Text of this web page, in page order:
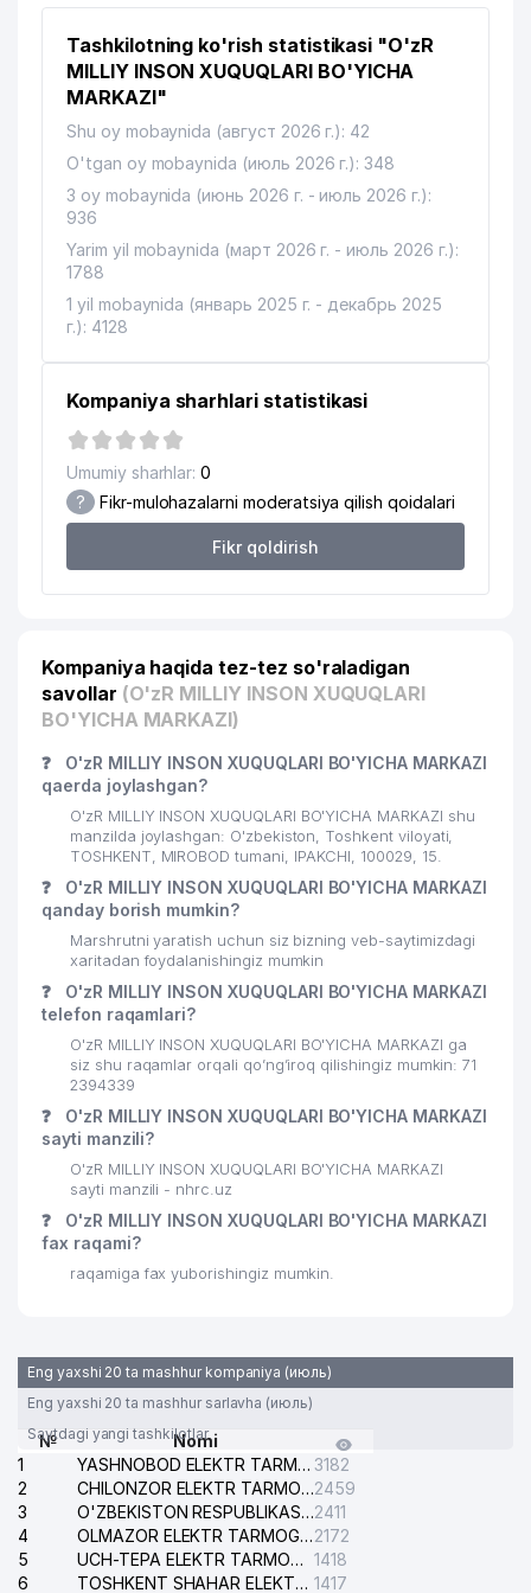
11
TASHKILOTINING O'ZBEKISTONDAGI
VAKOLATXONA
305 м
12
AKSIYADORLIK JAMIYATI
13
AGENTLIGI - O'zA
316 м
14 BADIY KO'RGAZMALAR DIREKSIYASI 357 м
15 O'Z-BOGERO XUSUSIY KORXONASI 364 м
MUZEYI
17 GLOBAL PASSERVIS QK MChJ
19
XALQARO VALYUTA FONDI (MVF)
VAKOLATXONA
462 м
20 MIRZO BOBUR MChJ 470 м
TAHRIRIYATI
22 TIAN TECHNOLOGY MChJ
23 DORI-DARMON DORIXONA № 1 AK 492 м
24
EXCLUSIVE EDUCATION NODAVLAT
TA'LIM MUASSASASI
504 м
LINEAR PANEL MChJ
26 HONEYWELL VAKOLATXONA
27
O'ZBEKISTON RESPUBLIKASI
VAZIRLAR MAHKAMASI HUZURIDAGI
DIN ISHLARI BO'YICHA QO'MITA
641 м
28
O'ZBEKISTON RESPUBLIKASI ADLIYA
VAZIRLIGI
658 м
29
O'ZBEKISTON RESPUBLIKASI ICHKI
ISHLAR VAZIRLIGI
30
O'ZBEKISTON RESPUBLIKASI
AXBOROT TEXNOLOGIYALARI VA
ALOQALARINI RIVOJLANTIRISH
VAZIRLIGI
679 м
33 DISTRITECH CENTRAL ASIA MChJ
O'ZBEKISTON TASHQI ISHLAR
VAZIRLIGI
SADA MChJ
KOREYA RESPUBLIKASI
ELChINONASI
Tashkilotning ko'rish statistikasi "O'zR
MILLIY INSON XUQUQLARI BO'YICHA
MARKAZI"
Shu oy mobaynida (август 2026 г.): 42
O'tgan oy mobaynida (июль 2026 г.): 348
3 oy mobaynida (июнь 2026 г. - июль 2026 г.):
936
Yarim yil mobaynida (март 2026 г. - июль 2026 г.):
1788
1 yil mobaynida (январь 2025 г. - декабрь 2025
г.): 4128
Kompaniya sharhlari statistikasi
Umumiy sharhlar: 0
? Fikr-mulohazalarni moderatsiya qilish qoidalari
Fikr qoldirish
Kompaniya haqida tez-tez so'raladigan
savollar (O'zR MILLIY INSON XUQUQLARI
BO'YICHA MARKAZI)
❓
O'zR MILLIY INSON XUQUQLARI BO'YICHA MARKAZI
qaerda joylashgan?
O'zR MILLIY INSON XUQUQLARI BO'YICHA MARKAZI shu
manzilda joylashgan: O'zbekiston, Toshkent viloyati,
TOSHKENT, MIROBOD tumani, IPAKCHI, 100029, 15.
❓
O'zR MILLIY INSON XUQUQLARI BO'YICHA MARKAZI
qanday borish mumkin?
Marshrutni yaratish uchun siz bizning veb-saytimizdagi
xaritadan foydalanishingiz mumkin
❓
O'zR MILLIY INSON XUQUQLARI BO'YICHA MARKAZI
telefon raqamlari?
O'zR MILLIY INSON XUQUQLARI BO'YICHA MARKAZI ga
siz shu raqamlar orqali qo’ng’iroq qilishingiz mumkin: 71
2394339
❓
O'zR MILLIY INSON XUQUQLARI BO'YICHA MARKAZI
sayti manzili?
O'zR MILLIY INSON XUQUQLARI BO'YICHA MARKAZI
sayti manzili - nhrc.uz
❓
O'zR MILLIY INSON XUQUQLARI BO'YICHA MARKAZI
fax raqami?
raqamiga fax yuborishingiz mumkin.
Eng yaxshi 20 ta mashhur kompaniya (июль)
Eng yaxshi 20 ta mashhur sarlavha (июль)
Saytdagi yangi tashkilotlar
№
Nomi
1
YASHNOBOD ELEKTR TARMOG'I NOSOZLIKLARI XIZMATI 3182
2
CHILONZOR ELEKTR TARMOG'I NOSOZLIK XIZMATI2459
3
O'ZBEKISTON RESPUBLIKASI BOSH PROKURATURASI ISHONCH TELEFONI2411
4
OLMAZOR ELEKTR TARMOG'I NOSOZLIKLARI XIZMATI2172
5
UCH-TEPA ELEKTR TARMOG'I NOSOZLIKLARI XIZMATI 1418
6
TOSHKENT SHAHAR ELEKTR TARMOQLARI KORXONASI AJ 1417